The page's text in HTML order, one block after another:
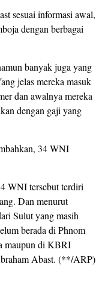
sesuai informasi awal,
dengan berbagai
banyak juga yang
jelas mereka masuk
dan awalnya mereka
dengan gaji yang
34 WNI
WNI tersebut terdiri
Dan menurut
Sulut yang masih
berada di Phnom
maupun di KBRI
Abast. (**/ARP)